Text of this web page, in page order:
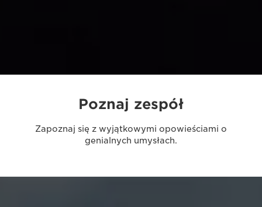
Poznaj zespół
Zapoznaj się z wyjątkowymi opowieściami o
genialnych umysłach.